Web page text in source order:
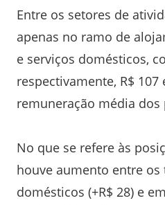
Entre os setores de
apenas no ramo de
e serviços domésticos,
respectivamente, R$ 107
remuneração média
No que se refere às
houve aumento entre os
domésticos (+R$ 28) e